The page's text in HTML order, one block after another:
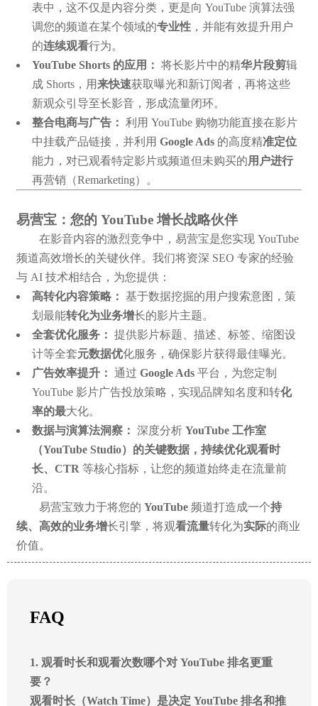
表中，这不仅是内容分类，更是向 YouTube 演算法强
调您的频道在某个领域的专业性，并能有效提升用户
的连续观看行为。
YouTube Shorts 的应用： 将长影片中的精华片段剪辑
成 Shorts，用来快速获取曝光和新订阅者，再将这些
新观众引导至长影音，形成流量闭环。
整合电商与广告： 利用 YouTube 购物功能直接在影片
中挂载产品链接，并利用 Google Ads的高度精准定位
能力，对已观看特定影片或频道但未购买的用户进行
再营销（Remarketing）。
易营宝：您的 YouTube 增长战略伙伴
在影音内容的激烈竞争中，易营宝是您实现 YouTube
频道高效增长的关键伙伴。我们将资深 SEO 专家的经验
与 AI 技术相结合，为您提供：
高转化内容策略： 基于数据挖掘的用户搜索意图，策
划最能转化为业务增长的影片主题。
全套优化服务： 提供影片标题、描述、标签、缩图设
计等全套元数据优化服务，确保影片获得最佳曝光。
广告效率提升： 通过 Google Ads平台，为您定制
YouTube 影片广告投放策略，实现品牌知名度和转化
率的最大化。
数据与演算法洞察： 深度分析 YouTube 工作室
（YouTube Studio） 的关键数据，持续优化观看时
长、CTR 等核心指标，让您的频道始终走在流量前
沿。
易营宝致力于将您的 YouTube频道打造成一个持
续、高效的业务增长引擎，将观看流量转化为实际的商业
价值。
FAQ
1. 观看时长和观看次数哪个对 YouTube 排名更重
要？
观看时长（Watch Time） 是决定 YouTube 排名和推